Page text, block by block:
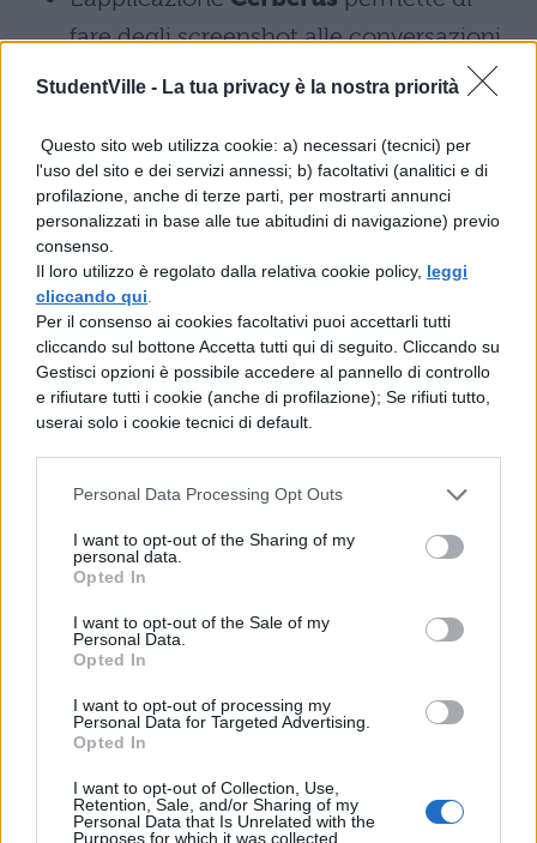
StudentVille - La tua privacy è la nostra priorità
Questo sito web utilizza cookie: a) necessari (tecnici) per
l'uso del sito e dei servizi annessi; b) facoltativi (analitici e di
profilazione, anche di terze parti, per mostrarti annunci
personalizzati in base alle tue abitudini di navigazione) previo
consenso.
Il loro utilizzo è regolato dalla relativa cookie policy, leggi
cliccando qui
Per il consenso ai cookies facoltativi puoi accettarli tutti
cliccando sul bottone Accetta tutti qui di seguito. Cliccando su
Gestisci opzioni è possibile accedere al pannello di controllo
e rifiutare tutti i cookie (anche di profilazione); Se rifiuti tutto,
userai solo i cookie tecnici di default.
Personal Data Processing Opt Outs
I want to opt-out of the Sharing of my
personal data.
Opted In
I want to opt-out of the Sale of my
Personal Data.
Opted In
I want to opt-out of processing my
Personal Data for Targeted Advertising.
Opted In
I want to opt-out of Collection, Use,
Retention, Sale, and/or Sharing of my
Personal Data that Is Unrelated with the
Purposes for which it was collected.
fare degli screenshot alle conversazioni
di Whatsapp, permette di cancellare le
spenga il telefono.
Wassameè un'applicazione che vi
consente di rubare le credenziali di
Whatsapp e di camuffare quindi
l'identità.
Infine abbiamoWhatsapp webche
pare sia l'applicazione più sicura. È
necessario scansionare il codice QR di
Whatsapp sul vostro computer, tramite il
browser e in questo modo potrete
spiare le conversazioni di whatsapp
della persona di cui non vi fidate.
Scopri di più:
altro telefono
Come cancellare un messaggio inviato